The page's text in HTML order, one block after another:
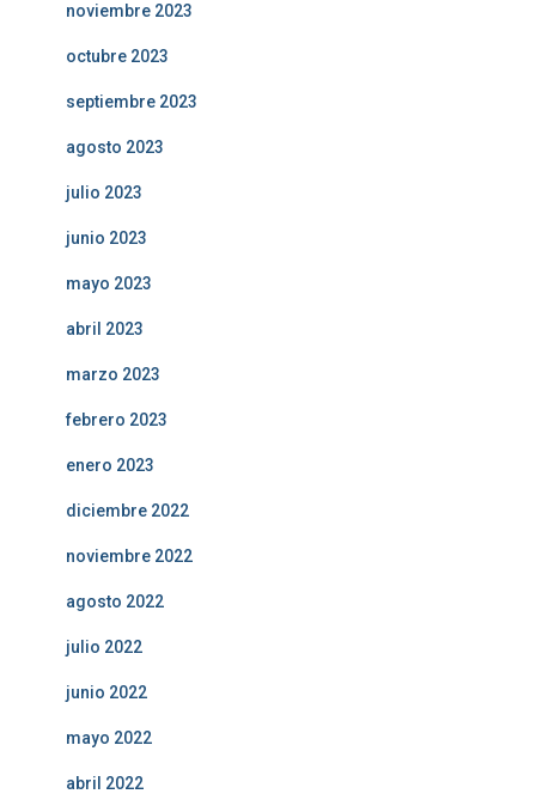
noviembre 2023
octubre 2023
septiembre 2023
agosto 2023
julio 2023
junio 2023
mayo 2023
abril 2023
marzo 2023
febrero 2023
enero 2023
diciembre 2022
noviembre 2022
agosto 2022
julio 2022
junio 2022
mayo 2022
abril 2022